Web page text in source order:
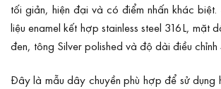
tối giản, hiện đại và có điểm nhấn khác
liệu enamel kết hợp stainless steel 316L, mặt
đen, tông Silver polished và độ dài điều
Đây là mẫu dây chuyền phù hợp để sử dụng